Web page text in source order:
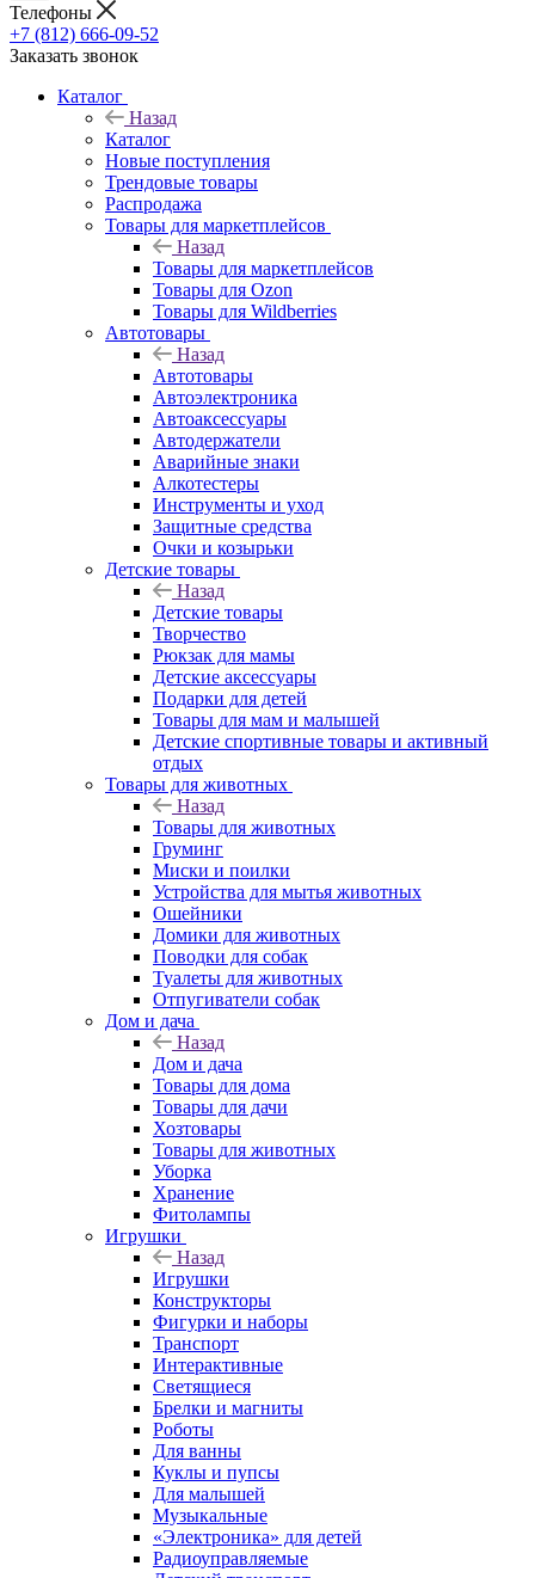
Телефоны
+7 (812) 666-09-52
Заказать звонок
Каталог
Назад
Каталог
Новые поступления
Трендовые товары
Распродажа
Товары для маркетплейсов
Назад
Товары для маркетплейсов
Товары для Ozon
Товары для Wildberries
Автотовары
Назад
Автотовары
Автоэлектроника
Автоаксессуары
Автодержатели
Аварийные знаки
Алкотестеры
Инструменты и уход
Защитные средства
Очки и козырьки
Детские товары
Назад
Детские товары
Творчество
Рюкзак для мамы
Детские аксессуары
Подарки для детей
Товары для мам и малышей
Детские спортивные товары и активный
отдых
Товары для животных
Назад
Товары для животных
Груминг
Миски и поилки
Устройства для мытья животных
Ошейники
Домики для животных
Поводки для собак
Туалеты для животных
Отпугиватели собак
Дом и дача
Назад
Дом и дача
Товары для дома
Товары для дачи
Хозтовары
Товары для животных
Уборка
Хранение
Фитолампы
Игрушки
Назад
Игрушки
Конструкторы
Фигурки и наборы
Транспорт
Интерактивные
Светящиеся
Брелки и магниты
Роботы
Для ванны
Куклы и пупсы
Для малышей
Музыкальные
«Электроника» для детей
Радиоуправляемые